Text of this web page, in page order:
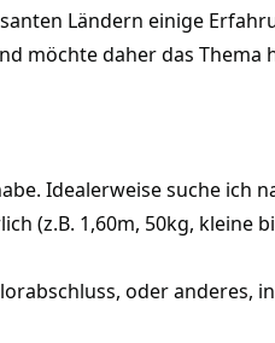
Ländern einige
möchte daher das Thema
Idealerweise suche ich
(z.B. 1,60m, 50kg, kleine
oder anderes,